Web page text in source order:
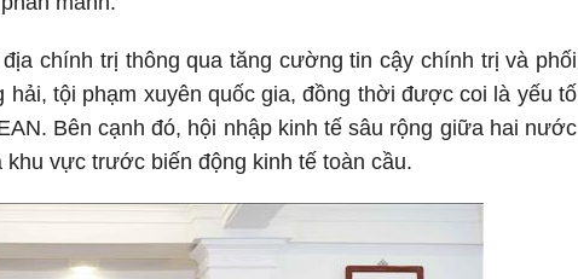
chính trị thông qua tăng cường tin cậy chính trị và phối
tội phạm xuyên quốc gia, đồng thời được coi là yếu tố
Bên cạnh đó, hội nhập kinh tế sâu rộng giữa hai nước
vực trước biến động kinh tế toàn cầu.